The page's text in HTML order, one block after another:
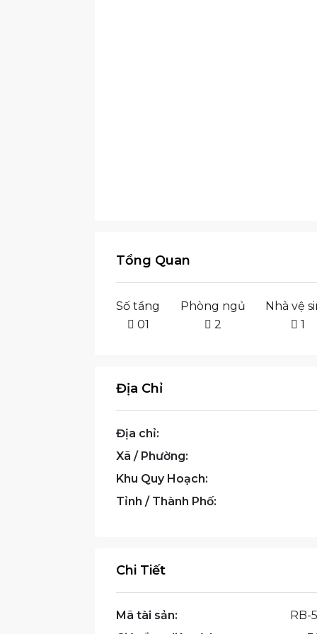
Tổng Quan
Số tầng
01
Phòng ngủ
2
Nhà vệ
1
Địa Chỉ
Địa chỉ:
Xã / Phường:
Khu Quy Hoạch:
Tỉnh / Thành Phố:
Chi Tiết
Mã tài sản: RB-